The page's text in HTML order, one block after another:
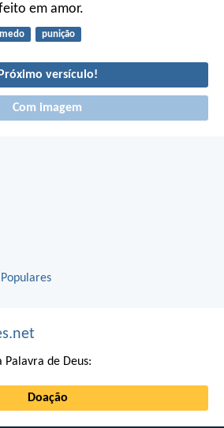
em amor.
medo punição
versículo!
Com imagem
Palavra de Deus:
Doação